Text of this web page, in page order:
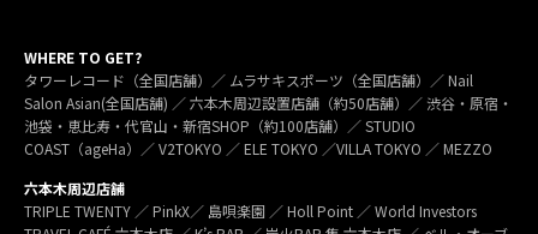
WHERE TO GET?
タワーレコード（全国店舗）／ ムラサキスポーツ（全国店舗）／ Nail
Salon Asian(全国店舗) ／ 六本木周辺設置店舗（約50店舗）／ 渋谷・原宿・
池袋・恵比寿・代官山・新宿SHOP（約100店舗）／ STUDIO
COAST（ageHa）／ V2TOKYO ／ ELE TOKYO ／VILLA TOKYO ／ MEZZO
六本木周辺店舗
TRIPLE TWENTY ／ PinkX／ 島唄楽園 ／ Holl Point ／ World Investors